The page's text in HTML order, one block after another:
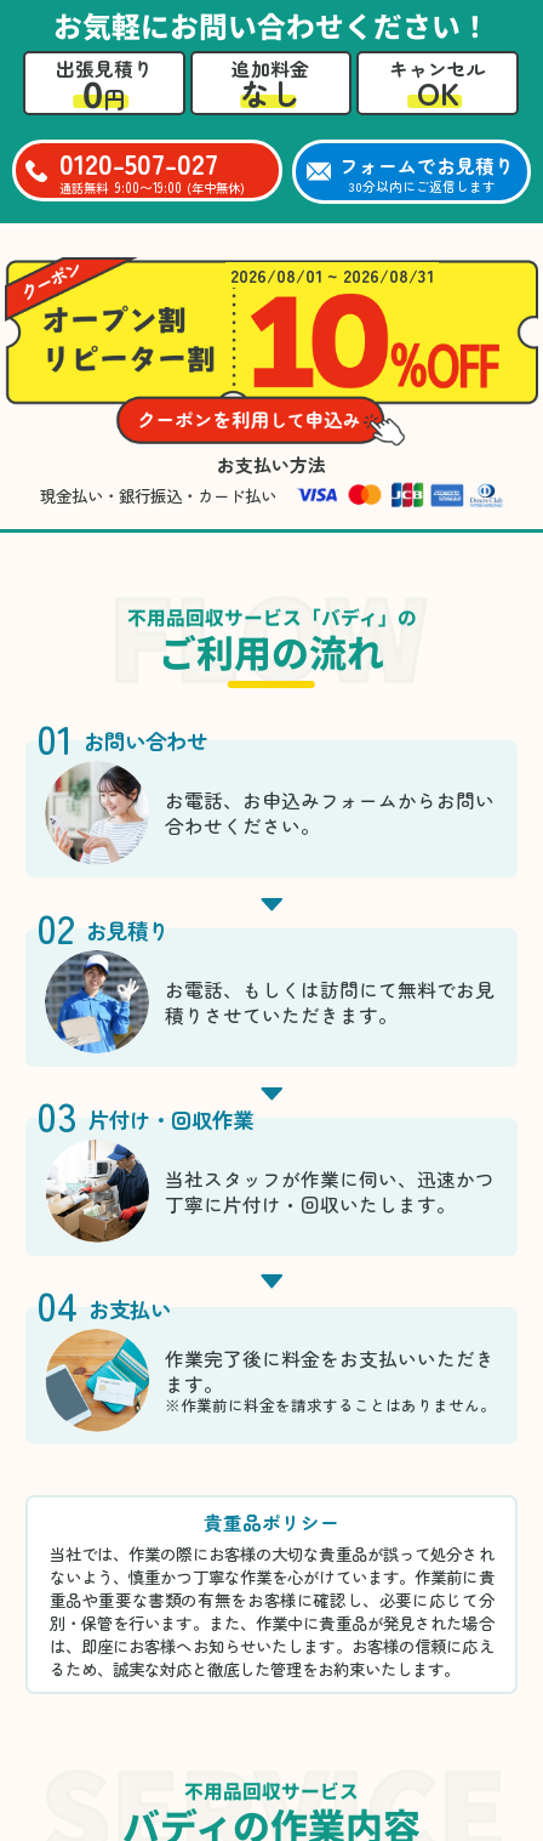
お気軽にお問い合わせください！
出張見積り
0円
追加料金
なし
キャンセル
OK
0120-507-027
通話無料 9:00〜19:00 (年中無休)
フォームでお見積り
30分以内にご返信します
2026/08/01 ~ 2026/08/31
お支払い方法
現金払い・銀行振込・カード払い
不用品回収サービス「バディ」の
ご利用の流れ
01 お問い合わせ
お電話、お申込みフォームからお問い
合わせください。
02 お見積り
お電話、もしくは訪問にて無料でお見
積りさせていただきます。
03 片付け・回収作業
当社スタッフが作業に伺い、迅速かつ
丁寧に片付け・回収いたします。
04 お支払い
作業完了後に料金をお支払いいただき
ます。
※作業前に料金を請求することはありません。
貴重品ポリシー
当社では、作業の際にお客様の大切な貴重品が誤って処分され
ないよう、慎重かつ丁寧な作業を心がけています。作業前に貴
重品や重要な書類の有無をお客様に確認し、必要に応じて分
別・保管を行います。また、作業中に貴重品が発見された場合
は、即座にお客様へお知らせいたします。お客様の信頼に応え
るため、誠実な対応と徹底した管理をお約束いたします。
不用品回収サービス
バディの作業内容